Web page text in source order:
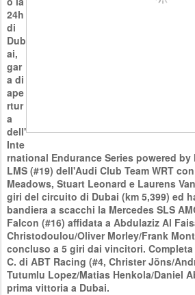
24h
di
Dub
ai,
gar
a di
ape
rtur
a
dell'
Inte
rnational Endurance Series powered
LMS (#19) dell'Audi Club Team WRT
Meadows, Stuart Leonard e Laurens
giri del circuito di Dubai (km 5,399) ed
bandiera a scacchi la Mercedes SLS
Falcon (#16) affidata a Abdulaziz Al
Christodoulou/Oliver Morley/Frank
concluso a 5 giri dai vincitori. Completa
C. di ABT Racing (#4, Christer Jöns/
Tutumlu Lopez/Matias Henkola/Daniel
prima vittoria a Dubai.